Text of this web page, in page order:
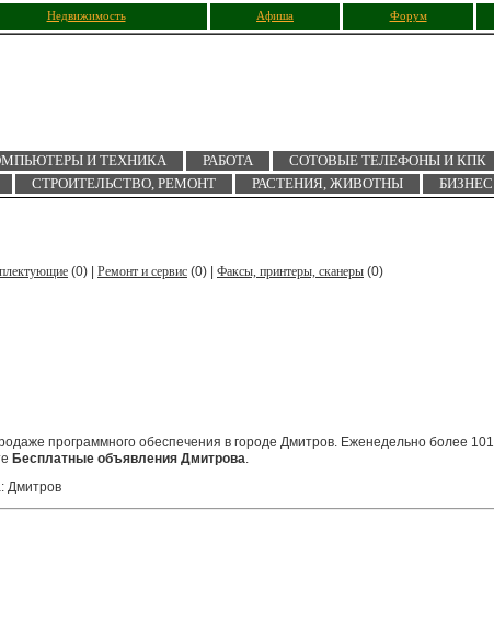
Недвижимость Афиша Форум
И ТЕХНИКА РАБОТА СОТОВЫЕ ТЕЛЕФОНЫ И КПК
СТРОИТЕЛЬСТВО, РЕМОНТ РАСТЕНИЯ, ЖИВОТНЫ БИЗНЕС
(0) | Ремонт и сервис (0) | Факсы, принтеры, сканеры (0)
программного обеспечения в городе Дмитров. Еженедельно более 101
Бесплатные объявления Дмитрова.
Дмитров